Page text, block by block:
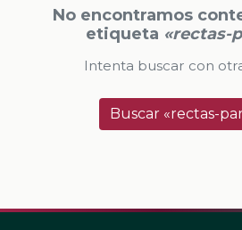
No encontramos
etiqueta «rectas-
Intenta buscar con
Buscar «rectas-